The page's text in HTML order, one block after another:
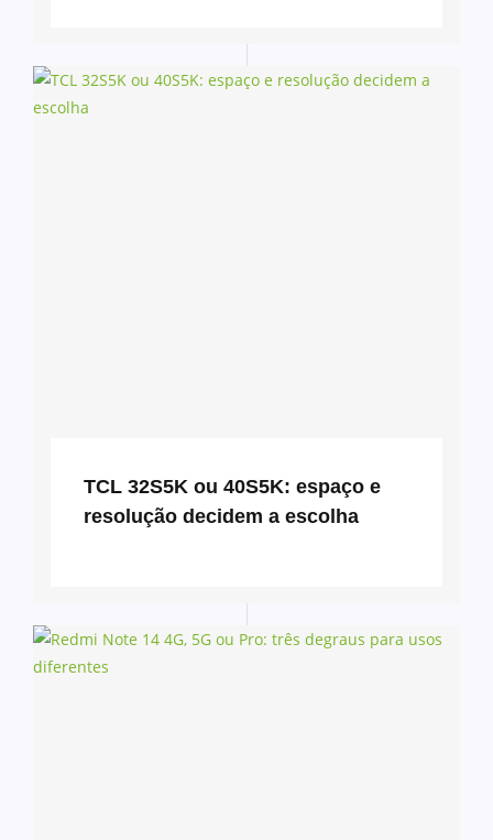
TCL 32S5K ou 40S5K: espaço e
resolução decidem a escolha